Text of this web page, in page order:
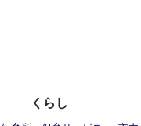
くらし